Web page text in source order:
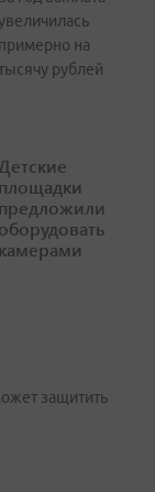
примерно на
рублей
площадки
предложили
оборудовать
камерами
защитить